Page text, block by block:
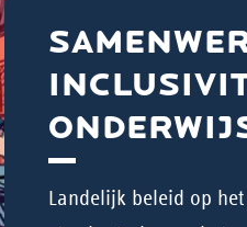
Landelijk beleid op